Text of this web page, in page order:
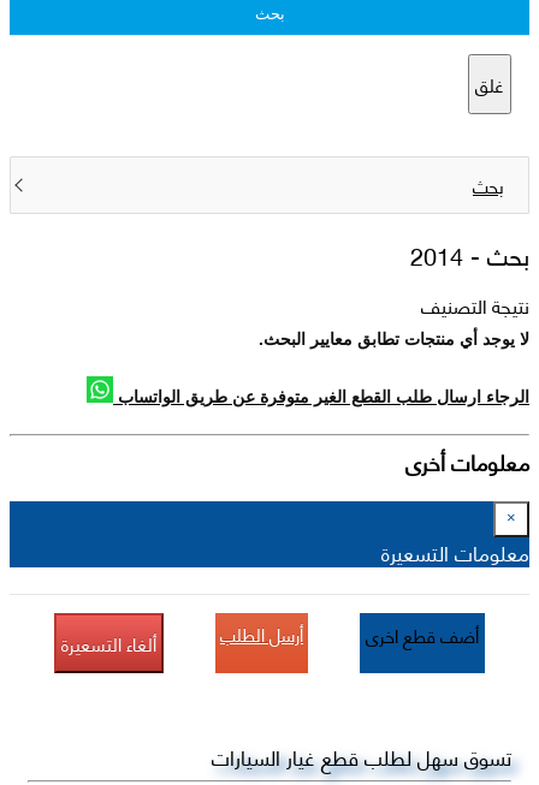
بحث
غلق
بحث
بحث -2014
نتيجة التصنيف
لا يوجد أي منتجات تطابق معايير البحث.
الرجاء ارسال طلب القطع الغير متوفرة عن طريق الواتساب
معلومات أخرى
×
معلومات التسعيرة
أضف قطع اخرى أرسل الطلب ألغاء التسعيرة
تسوق سهل لطلب قطع غيار السيارات